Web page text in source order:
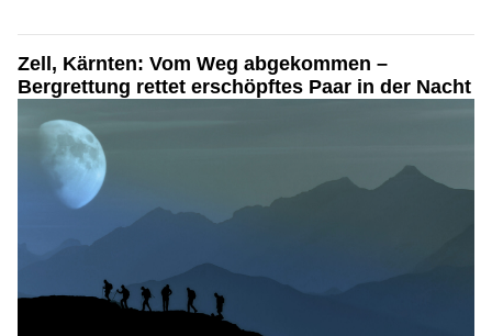
Zell, Kärnten: Vom Weg abgekommen –
Bergrettung rettet erschöpftes Paar in der Nacht